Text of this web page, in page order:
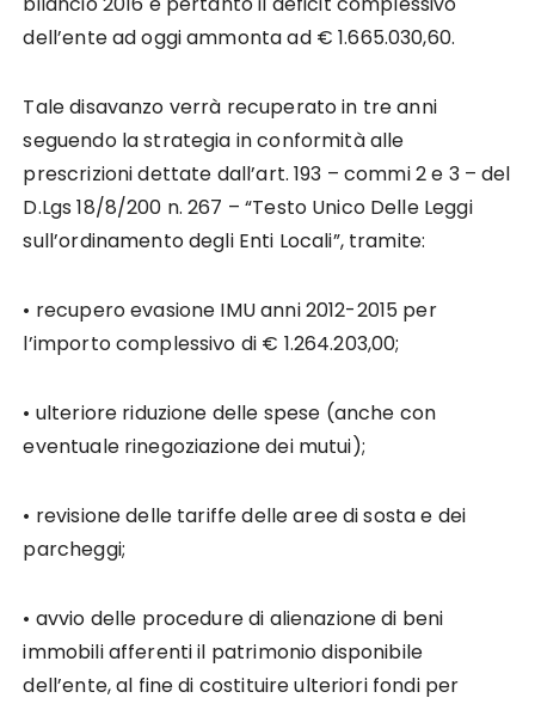
dell’ente ad oggi ammonta ad € 1.665.030,60.
Tale disavanzo verrà recuperato in tre anni
seguendo la strategia in conformità alle
prescrizioni dettate dall’art. 193 – commi 2 e 3 – del
D.Lgs 18/8/200 n. 267 – “Testo Unico Delle Leggi
sull’ordinamento degli Enti Locali”, tramite:
• recupero evasione IMU anni 2012-2015 per
l’importo complessivo di € 1.264.203,00;
• ulteriore riduzione delle spese (anche con
eventuale rinegoziazione dei mutui);
• revisione delle tariffe delle aree di sosta e dei
parcheggi;
• avvio delle procedure di alienazione di beni
immobili afferenti il patrimonio disponibile
dell’ente, al fine di costituire ulteriori fondi per